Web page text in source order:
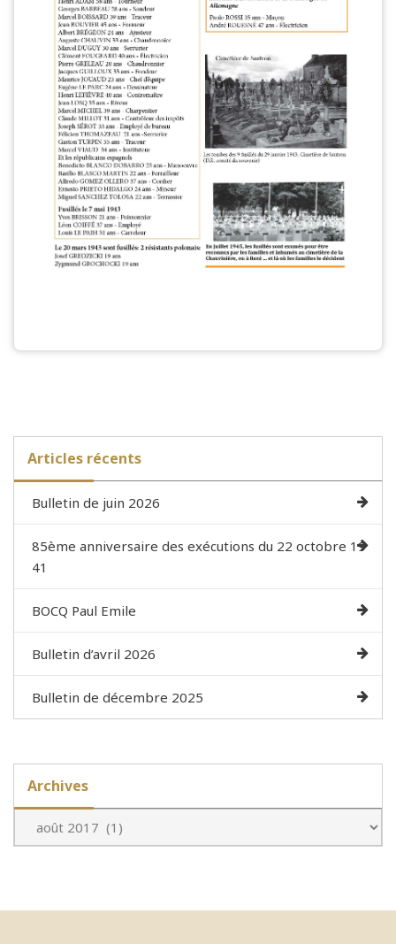
Articles récents
Bulletin de juin 2026
85ème anniversaire des exécutions du 22 octobre 19
41
BOCQ Paul Emile
Bulletin d’avril 2026
Bulletin de décembre 2025
Archives